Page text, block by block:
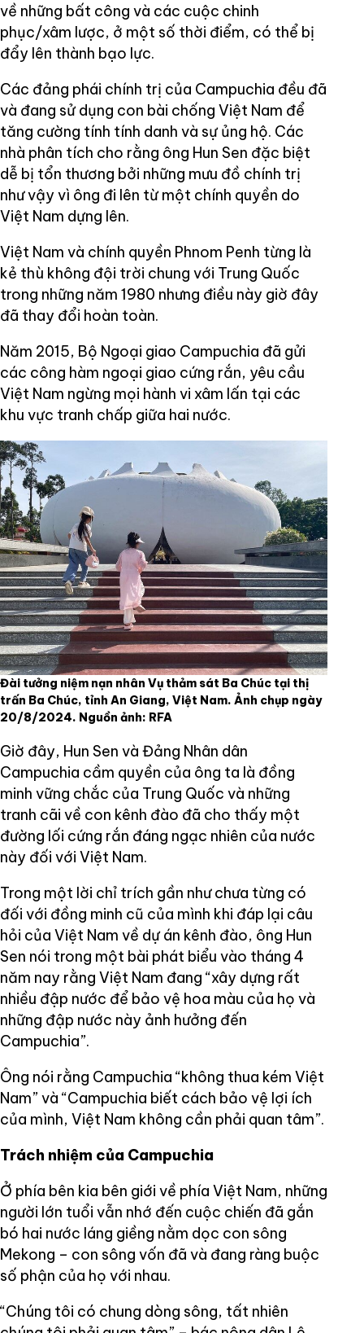
về những bất công và các cuộc chinh
phục/xâm lược, ở một số thời điểm, có thể bị
đẩy lên thành bạo lực.
Các đảng phái chính trị của Campuchia đều đã
và đang sử dụng con bài chống Việt Nam để
tăng cường tính tính danh và sự ủng hộ. Các
nhà phân tích cho rằng ông Hun Sen đặc biệt
dễ bị tổn thương bởi những mưu đồ chính trị
như vậy vì ông đi lên từ một chính quyền do
Việt Nam dựng lên.
Việt Nam và chính quyền Phnom Penh từng là
kẻ thù không đội trời chung với Trung Quốc
trong những năm 1980 nhưng điều này giờ đây
đã thay đổi hoàn toàn.
Năm 2015, Bộ Ngoại giao Campuchia đã gửi
các công hàm ngoại giao cứng rắn, yêu cầu
Việt Nam ngừng mọi hành vi xâm lấn tại các
khu vực tranh chấp giữa hai nước.
Đài tưởng niệm nạn nhân Vụ thảm sát Ba Chúc tại thị
trấn Ba Chúc, tỉnh An Giang, Việt Nam. Ảnh chụp ngày
20/8/2024. Nguồn ảnh: RFA
Giờ đây, Hun Sen và Đảng Nhân dân
Campuchia cầm quyền của ông ta là đồng
minh vững chắc của Trung Quốc và những
tranh cãi về con kênh đào đã cho thấy một
đường lối cứng rắn đáng ngạc nhiên của nước
này đối với Việt Nam.
Trong một lời chỉ trích gần như chưa từng có
đối với đồng minh cũ của mình khi đáp lại câu
hỏi của Việt Nam về dự án kênh đào, ông Hun
Sen nói trong một bài phát biểu vào tháng 4
năm nay rằng Việt Nam đang “xây dựng rất
nhiều đập nước để bảo vệ hoa màu của họ và
những đập nước này ảnh hưởng đến
Campuchia”.
Ông nói rằng Campuchia “không thua kém Việt
Nam” và “Campuchia biết cách bảo vệ lợi ích
của mình, Việt Nam không cần phải quan tâm”.
Trách nhiệm của Campuchia
Ở phía bên kia bên giới về phía Việt Nam, những
người lớn tuổi vẫn nhớ đến cuộc chiến đã gắn
bó hai nước láng giềng nằm dọc con sông
Mekong – con sông vốn đã và đang ràng buộc
số phận của họ với nhau.
“Chúng tôi có chung dòng sông, tất nhiên